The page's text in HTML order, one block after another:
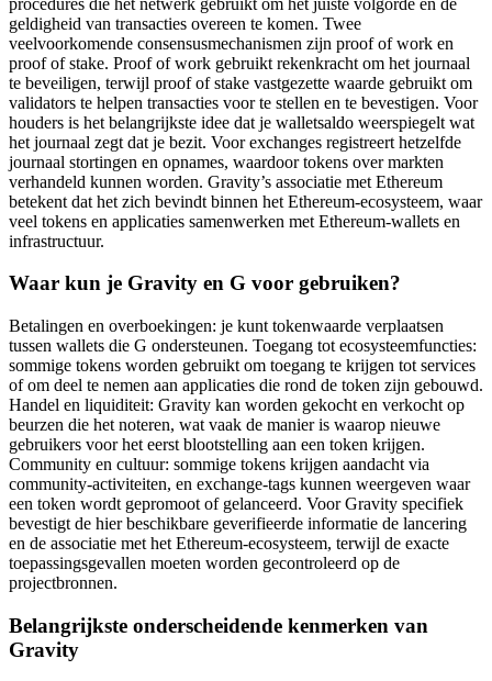
geldigheid van transacties overeen te komen. Twee
veelvoorkomende consensusmechanismen zijn proof of work en
proof of stake. Proof of work gebruikt rekenkracht om het journaal
te beveiligen, terwijl proof of stake vastgezette waarde gebruikt om
validators te helpen transacties voor te stellen en te bevestigen. Voor
houders is het belangrijkste idee dat je walletsaldo weerspiegelt wat
het journaal zegt dat je bezit. Voor exchanges registreert hetzelfde
journaal stortingen en opnames, waardoor tokens over markten
verhandeld kunnen worden. Gravity’s associatie met Ethereum
betekent dat het zich bevindt binnen het Ethereum-ecosysteem, waar
veel tokens en applicaties samenwerken met Ethereum-wallets en
infrastructuur.
Waar kun je Gravity en G voor gebruiken?
Betalingen en overboekingen: je kunt tokenwaarde verplaatsen
tussen wallets die G ondersteunen. Toegang tot ecosysteemfuncties:
sommige tokens worden gebruikt om toegang te krijgen tot services
of om deel te nemen aan applicaties die rond de token zijn gebouwd.
Handel en liquiditeit: Gravity kan worden gekocht en verkocht op
beurzen die het noteren, wat vaak de manier is waarop nieuwe
gebruikers voor het eerst blootstelling aan een token krijgen.
Community en cultuur: sommige tokens krijgen aandacht via
community-activiteiten, en exchange-tags kunnen weergeven waar
een token wordt gepromoot of gelanceerd. Voor Gravity specifiek
bevestigt de hier beschikbare geverifieerde informatie de lancering
en de associatie met het Ethereum-ecosysteem, terwijl de exacte
toepassingsgevallen moeten worden gecontroleerd op de
projectbronnen.
Belangrijkste onderscheidende kenmerken van
Gravity